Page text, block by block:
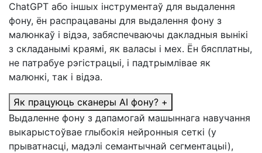
ChatGPT або іншых інструментаў для выдалення
фону, ён распрацаваны для выдалення фону з
малюнкаў і відэа, забяспечваючы дакладныя вынікі
з складанымі краямі, як валасы і мех. Ён бясплатны,
не патрабуе рэгістрацыі, і падтрымлівае як
малюнкі, так і відэа.
Як працуюць сканеры AI фону? +
Выдаленне фону з дапамогай машыннага навучання
выкарыстоўвае глыбокія нейронныя сеткі (у
прыватнасці, мадэлі семантычнай сегментацыі),